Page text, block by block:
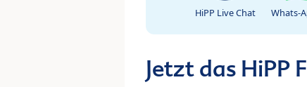
HiPP Live Chat Whats-
Jetzt das HiPP